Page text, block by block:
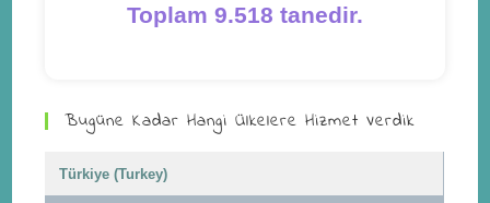
Toplam 9.518 tanedir.
Bugüne Kadar Hangi Ülkelere Hizmet Verdik
Türkiye (Turkey)